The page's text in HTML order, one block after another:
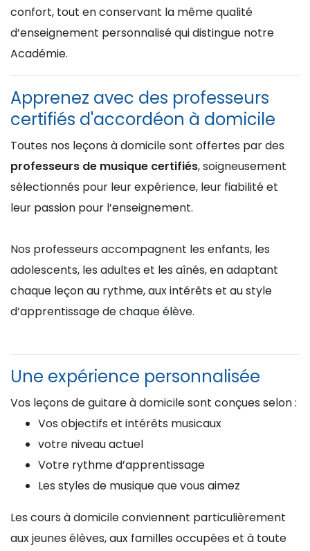
confort, tout en conservant la même qualité
d’enseignement personnalisé qui distingue notre
Académie.
Apprenez avec des professeurs
certifiés d'accordéon à domicile
Toutes nos leçons à domicile sont offertes par des
professeurs de musique certifiés, soigneusement
sélectionnés pour leur expérience, leur fiabilité et
leur passion pour l’enseignement.
Nos professeurs accompagnent les enfants, les
adolescents, les adultes et les aînés, en adaptant
chaque leçon au rythme, aux intérêts et au style
d’apprentissage de chaque élève.
Une expérience personnalisée
Vos leçons de guitare à domicile sont conçues selon :
Vos objectifs et intérêts musicaux
votre niveau actuel
Votre rythme d’apprentissage
Les styles de musique que vous aimez
Les cours à domicile conviennent particulièrement
aux jeunes élèves, aux familles occupées et à toute